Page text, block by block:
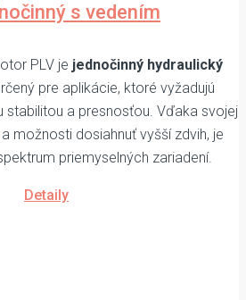
s vedením
PLV je jednočinný hydraulický
pre aplikácie, ktoré vyžadujú
stabilitou a presnosťou. Vďaka svojej
možnosti dosiahnuť vyšší zdvih, je
priemyselných zariadení.
Detaily